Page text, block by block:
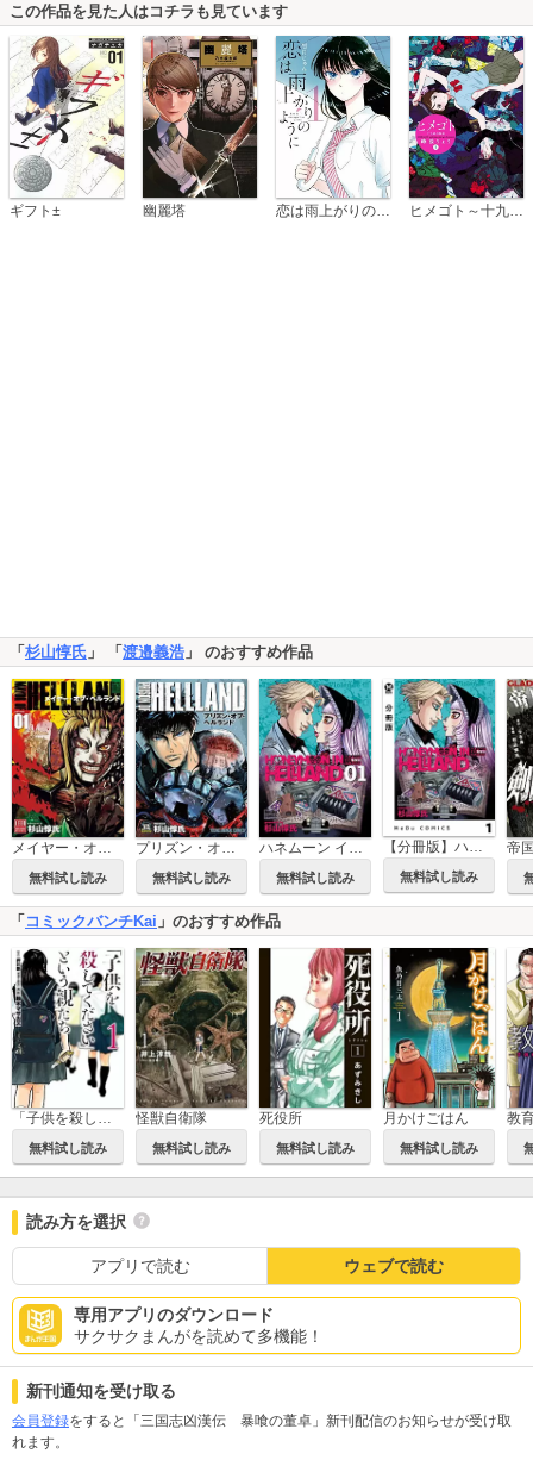
この作品を見た人はコチラも見ています
ギフト± 幽麗塔 ヒメゴト～十九歳の制服～
「杉山惇氏 」 「渡邉義浩 」 のおすすめ作品
メイヤー・オブ・ヘルランド
無料試し読み
プリズン・オブ・ヘルランド
無料試し読み
ハネムーン イン ヘルランド
無料試し読み
【分冊版】ハネムーン イン ヘルランド
無料試し読み
「 コミックバンチKai 」のおすすめ作品
「子供を殺してください」という親たち
無料試し読み
怪獣自衛隊
無料試し読み
死役所
無料試し読み
月かけごはん
無料試し読み
読み方を選択
アプリで読む ウェブで読む
専用アプリのダウンロード
サクサクまんがを読めて多機能！
新刊通知を受け取る
会員登録をすると「三国志凶漢伝 暴喰の董卓」新刊配信のお知らせが受け取
れます。